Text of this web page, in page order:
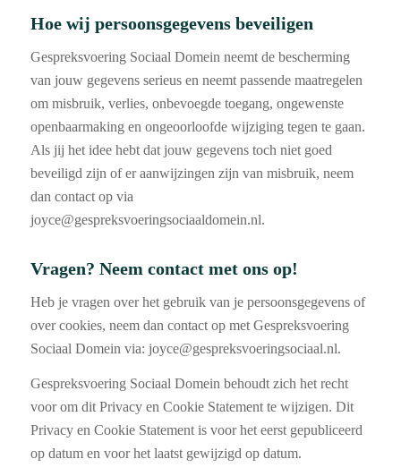
Hoe wij persoonsgegevens beveiligen
Gespreksvoering Sociaal Domein neemt de bescherming
van jouw gegevens serieus en neemt passende maatregelen
om misbruik, verlies, onbevoegde toegang, ongewenste
openbaarmaking en ongeoorloofde wijziging tegen te gaan.
Als jij het idee hebt dat jouw gegevens toch niet goed
beveiligd zijn of er aanwijzingen zijn van misbruik, neem
dan contact op via
joyce@gespreksvoeringsociaaldomein.nl.
Vragen? Neem contact met ons op!
Heb je vragen over het gebruik van je persoonsgegevens of
over cookies, neem dan contact op met Gespreksvoering
Sociaal Domein via: joyce@gespreksvoeringsociaal.nl.
Gespreksvoering Sociaal Domein behoudt zich het recht
voor om dit Privacy en Cookie Statement te wijzigen. Dit
Privacy en Cookie Statement is voor het eerst gepubliceerd
op datum en voor het laatst gewijzigd op datum.